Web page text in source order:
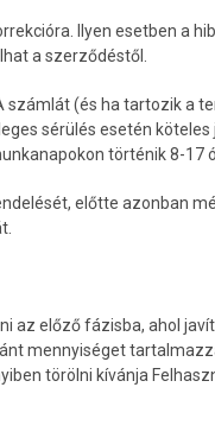
Ilyen esetben a
a szerződéstől.
(és ha tartozik a
sérülés esetén
történik 8-17
előtte azonban
előző fázisba, ahol
mennyiséget
törölni kívánja